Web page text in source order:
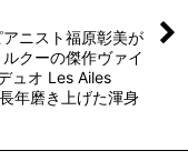
ニスト福原彰美が
クーの傑作ヴァイ
ュオ Les Ailes
年磨き上げた渾身